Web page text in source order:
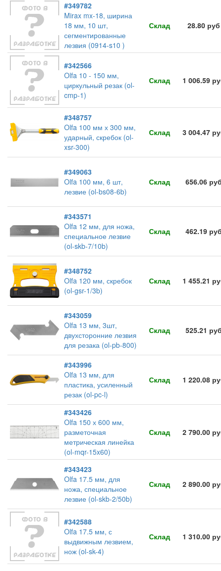
#349782
Mirax mx-18, ширина
18 мм, 10 шт,
сегментированные
лезвия (0914-s10 )
Склад 28.80 руб
#342566
Olfa 10 - 150 мм,
циркульный резак (ol-
cmp-1)
Склад 1 006.59
#348757
Olfa 100 мм х 300 мм,
ударный, скребок (ol-
xsr-300)
Склад 3 004.47
#349063
Olfa 100 мм, 6 шт,
лезвие (ol-bs08-6b)
Склад 656.06
#343571
Olfa 12 мм, для ножа,
специальное лезвие
(ol-skb-7/10b)
Склад 462.19
#348752
Olfa 120 мм, скребок
(ol-gsr-1/3b)
Склад 1 455.21
#343059
Olfa 13 мм, 3шт,
двухсторонние лезвия
для резака (ol-pb-800)
Склад 525.21
#343996
Olfa 13 мм, для
пластика, усиленный
резак (ol-pc-l)
Склад 1 220.08
#343426
Olfa 150 х 600 мм,
разметочная
метрическая линейка
(ol-mqr-15x60)
Склад 2 790.00
#343423
Olfa 17.5 мм, для
ножа, специальное
лезвие (ol-skb-2/50b)
Склад 2 890.00
#342588
Olfa 17.5 мм, с
выдвижным лезвием,
нож (ol-sk-4)
Склад 1 310.00